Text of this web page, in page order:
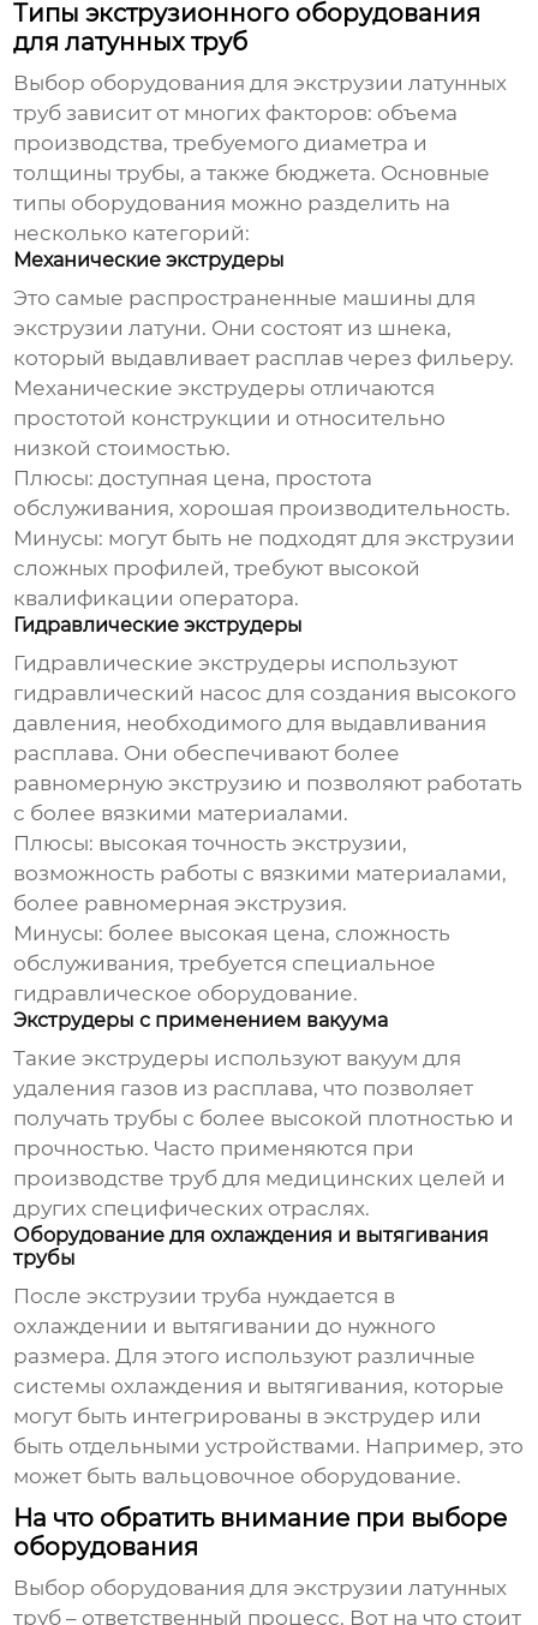
Типы экструзионного оборудования
для латунных труб
Выбор оборудования для экструзии латунных
труб зависит от многих факторов: объема
производства, требуемого диаметра и
толщины трубы, а также бюджета. Основные
типы оборудования можно разделить на
несколько категорий:
Механические экструдеры
Это самые распространенные машины для
экструзии латуни. Они состоят из шнека,
который выдавливает расплав через фильеру.
Механические экструдеры отличаются
простотой конструкции и относительно
низкой стоимостью.
Плюсы: доступная цена, простота
обслуживания, хорошая производительность.
Минусы: могут быть не подходят для экструзии
сложных профилей, требуют высокой
квалификации оператора.
Гидравлические экструдеры
Гидравлические экструдеры используют
гидравлический насос для создания высокого
давления, необходимого для выдавливания
расплава. Они обеспечивают более
равномерную экструзию и позволяют работать
с более вязкими материалами.
Плюсы: высокая точность экструзии,
возможность работы с вязкими материалами,
более равномерная экструзия.
Минусы: более высокая цена, сложность
обслуживания, требуется специальное
гидравлическое оборудование.
Экструдеры с применением вакуума
Такие экструдеры используют вакуум для
удаления газов из расплава, что позволяет
получать трубы с более высокой плотностью и
прочностью. Часто применяются при
производстве труб для медицинских целей и
других специфических отраслях.
Оборудование для охлаждения и вытягивания
трубы
После экструзии труба нуждается в
охлаждении и вытягивании до нужного
размера. Для этого используют различные
системы охлаждения и вытягивания, которые
могут быть интегрированы в экструдер или
быть отдельными устройствами. Например, это
может быть вальцовочное оборудование.
На что обратить внимание при выборе
оборудования
Выбор оборудования для экструзии латунных
труб – ответственный процесс. Вот на что стоит